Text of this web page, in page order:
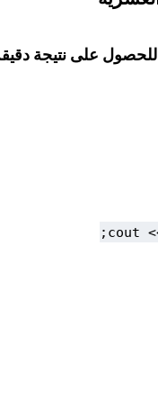
للحصول على نتيجة